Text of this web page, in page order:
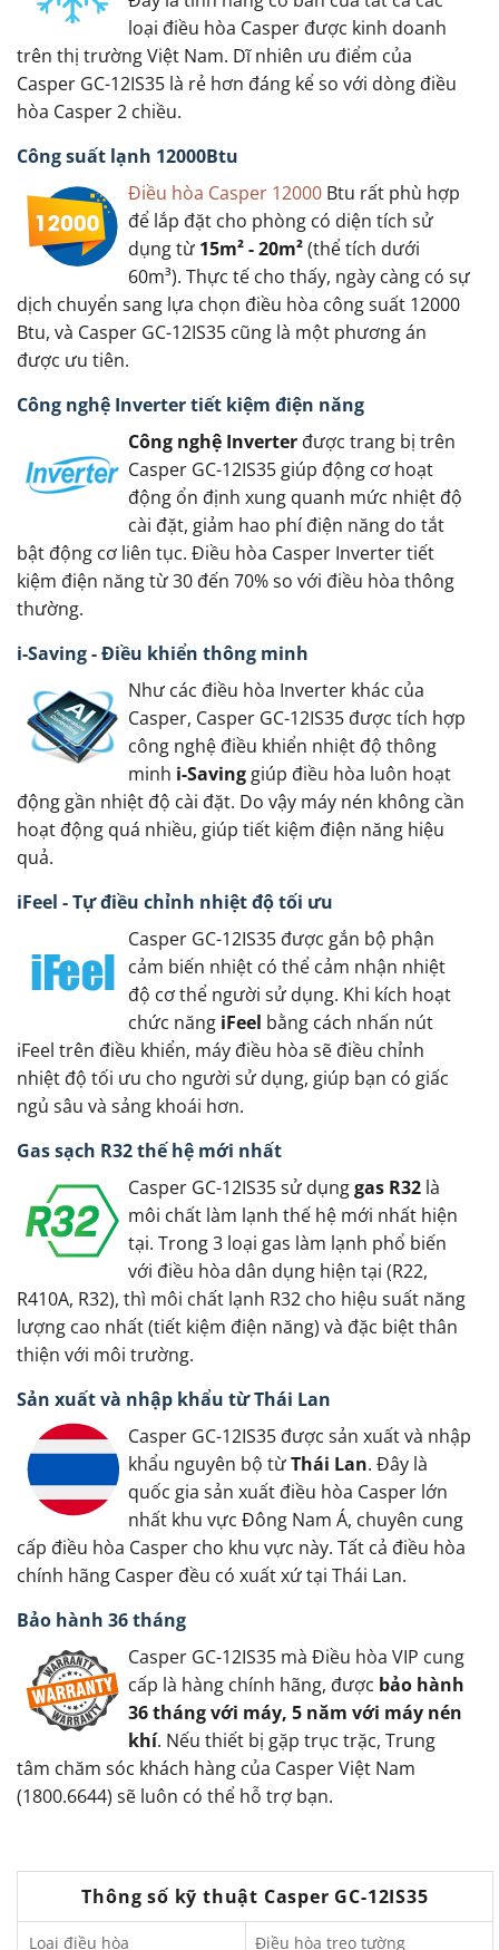
loại điều hòa Casper được kinh doanh
trên thị trường Việt Nam. Dĩ nhiên ưu điểm của
Casper GC-12IS35 là rẻ hơn đáng kể so với dòng điều
hòa Casper 2 chiều.
Công suất lạnh 12000Btu
Điều hòa Casper 12000 Btu rất phù hợp
để lắp đặt cho phòng có diện tích sử
dụng từ 15m² - 20m²(thể tích dưới
60m³). Thực tế cho thấy, ngày càng có sự
dịch chuyển sang lựa chọn điều hòa công suất 12000
Btu, và Casper GC-12IS35 cũng là một phương án
được ưu tiên.
Công nghệ Inverter tiết kiệm điện năng
Công nghệ Inverter được trang bị trên
Casper GC-12IS35 giúp động cơ hoạt
động ổn định xung quanh mức nhiệt độ
cài đặt, giảm hao phí điện năng do tắt
bật động cơ liên tục. Điều hòa Casper Inverter tiết
kiệm điện năng từ 30 đến 70% so với điều hòa thông
thường.
i-Saving - Điều khiển thông minh
Như các điều hòa Inverter khác của
Casper, Casper GC-12IS35 được tích hợp
công nghệ điều khiển nhiệt độ thông
minh i-Saving giúp điều hòa luôn hoạt
động gần nhiệt độ cài đặt. Do vậy máy nén không cần
hoạt động quá nhiều, giúp tiết kiệm điện năng hiệu
quả.
iFeel - Tự điều chỉnh nhiệt độ tối ưu
Casper GC-12IS35 được gắn bộ phận
cảm biến nhiệt có thể cảm nhận nhiệt
độ cơ thể người sử dụng. Khi kích hoạt
chức năng iFeel bằng cách nhấn nút
iFeel trên điều khiển, máy điều hòa sẽ điều chỉnh
nhiệt độ tối ưu cho người sử dụng, giúp bạn có giấc
ngủ sâu và sảng khoái hơn.
Gas sạch R32 thế hệ mới nhất
Casper GC-12IS35 sử dụnggas R32 là
môi chất làm lạnh thế hệ mới nhất hiện
tại. Trong 3 loại gas làm lạnh phổ biến
với điều hòa dân dụng hiện tại (R22,
R410A, R32), thì môi chất lạnh R32 cho hiệu suất năng
lượng cao nhất (tiết kiệm điện năng) và đặc biệt thân
thiện với môi trường.
Sản xuất và nhập khẩu từ Thái Lan
Casper GC-12IS35 được sản xuất và nhập
khẩu nguyên bộ từThái Lan. Đây là
quốc gia sản xuất điều hòa Casper lớn
nhất khu vực Đông Nam Á, chuyên cung
cấp điều hòa Casper cho khu vực này. Tất cả điều hòa
chính hãng Casper đều có xuất xứ tại Thái Lan.
Bảo hành 36 tháng
Casper GC-12IS35 mà Điều hòa VIP cung
cấp là hàng chính hãng, được bảo hành
36 tháng với máy, 5 năm với máy nén
khí. Nếu thiết bị gặp trục trặc, Trung
tâm chăm sóc khách hàng của Casper Việt Nam
(1800.6644) sẽ luôn có thể hỗ trợ bạn.
Thông số kỹ thuật Casper GC-12IS35
Loại điều hòa Điều hòa treo tường